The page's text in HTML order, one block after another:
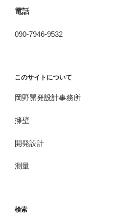
電話
090-7946-9532
このサイトについて
岡野開発設計事務所
擁壁
開発設計
測量
検索